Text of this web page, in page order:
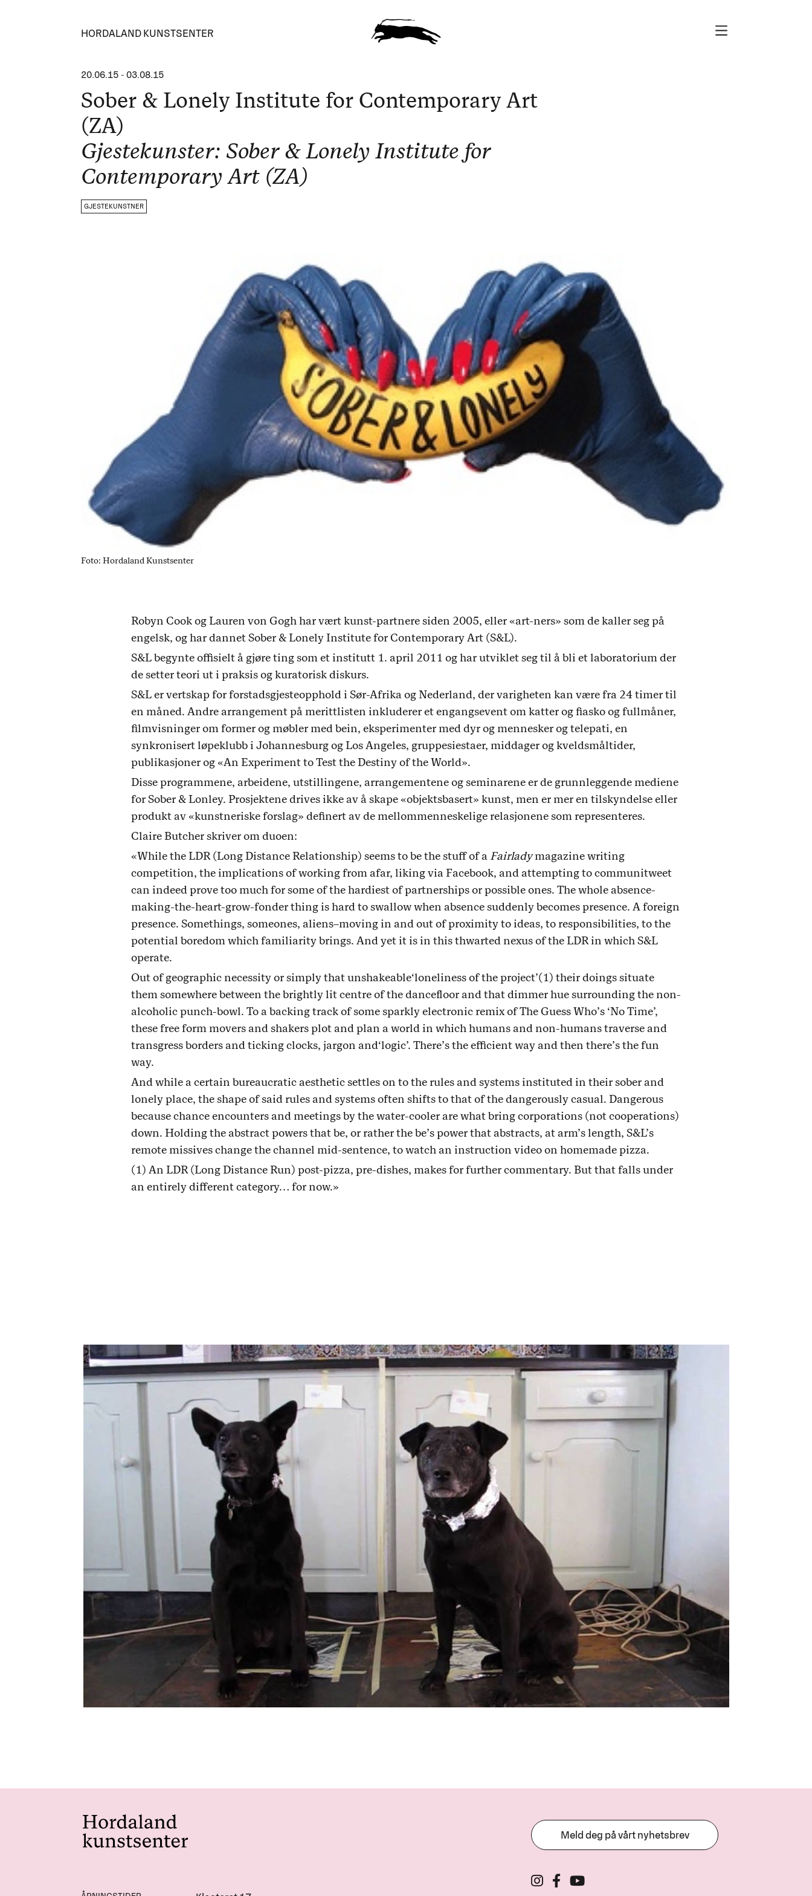
HORDALAND KUNSTSENTER
20.06.15 -03.08.15
Sober & Lonely Institute for Contemporary Art
(ZA)
Gjestekunster: Sober & Lonely Institute for
Contemporary Art (ZA)
GJESTEKUNSTNER
Foto: Hordaland Kunstsenter
Robyn Cook og Lauren von Gogh har vært kunst-partnere siden 2005, eller «art-ners» som de kaller seg på
engelsk, og har dannet Sober & Lonely Institute for Contemporary Art (S&L).
S&L begynte offisielt å gjøre ting som et institutt 1. april 2011 og har utviklet seg til å bli et laboratorium der
de setter teori ut i praksis og kuratorisk diskurs.
S&L er vertskap for forstadsgjesteopphold i Sør-Afrika og Nederland, der varigheten kan være fra 24 timer til
en måned. Andre arrangement på merittlisten inkluderer et engangsevent om katter og fiasko og fullmåner,
filmvisninger om former og møbler med bein, eksperimenter med dyr og mennesker og telepati, en
synkronisert løpeklubb i Johannesburg og Los Angeles, gruppesiestaer, middager og kveldsmåltider,
publikasjoner og «An Experiment to Test the Destiny of the World».
Disse programmene, arbeidene, utstillingene, arrangementene og seminarene er de grunnleggende mediene
for Sober & Lonley. Prosjektene drives ikke av å skape «objektsbasert» kunst, men er mer en tilskyndelse eller
produkt av «kunstneriske forslag» definert av de mellommenneskelige relasjonene som representeres.
Claire Butcher skriver om duoen:
«While the LDR (Long Distance Relationship) seems to be the stuff of aFairladymagazine writing
competition, the implications of working from afar, liking via Facebook, and attempting to communitweet
can indeed prove too much for some of the hardiest of partnerships or possible ones. The whole absence-
making-the-heart-grow-fonder thing is hard to swallow when absence suddenly becomes presence. A foreign
presence. Somethings, someones, aliens–moving in and out of proximity to ideas, to responsibilities, to the
potential boredom which familiarity brings. And yet it is in this thwarted nexus of the LDR in which S&L
operate.
Out of geographic necessity or simply that unshakeable‘loneliness of the project’(1) their doings situate
them somewhere between the brightly lit centre of the dancefloor and that dimmer hue surrounding the non-
alcoholic punch-bowl. To a backing track of some sparkly electronic remix of The Guess Who’s ‘No Time’,
these free form movers and shakers plot and plan a world in which humans and non-humans traverse and
transgress borders and ticking clocks, jargon and‘logic’. There’s the efficient way and then there’s the fun
way.
And while a certain bureaucratic aesthetic settles on to the rules and systems instituted in their sober and
lonely place, the shape of said rules and systems often shifts to that of the dangerously casual. Dangerous
because chance encounters and meetings by the water-cooler are what bring corporations (not cooperations)
down. Holding the abstract powers that be, or rather the be’s power that abstracts, at arm’s length, S&L’s
remote missives change the channel mid-sentence, to watch an instruction video on homemade pizza.
(1) An LDR (Long Distance Run) post-pizza, pre-dishes, makes for further commentary. But that falls under
an entirely different category… for now.»
Meld deg på vårt nyhetsbrev